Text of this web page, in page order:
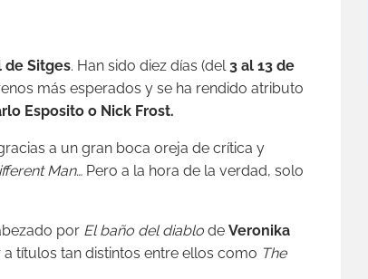
de Sitges. Han sido diez días (del3 al 13 de
más esperados y se ha rendido atributo
Esposito o Nick Frost.
a un gran boca oreja de crítica y
Man… Pero a la hora de la verdad, solo
por El baño del diablo de Veronika
títulos tan distintos entre ellos como The